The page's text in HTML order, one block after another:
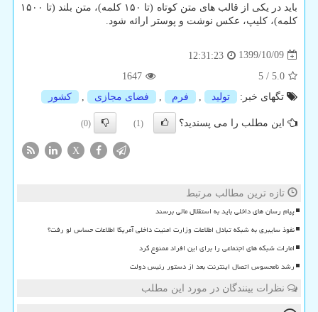
باید در یکی از قالب های متن کوتاه (تا ۱۵۰ کلمه)، متن بلند (تا ۱۵۰۰
کلمه)، کلیپ، عکس نوشت و پوستر ارائه شود.
1399/10/09
12:31:23
5.0
/
5
1647
تگهای خبر:
تولید , فرم , فضای مجازی , كشور
این مطلب را می پسندید؟ (1)
(0)
X
تازه ترین مطالب مرتبط
پیام رسان های داخلی باید به استقلال مالی برسند
نفوذ سایبری به شبکه تبادل اطلاعات وزارت امنیت داخلی آمریکا اطلاعات حساس لو رفت؟
امارات شبکه های اجتماعی را برای این افراد ممنوع کرد
رشد نامحسوس اتصال اینترنت بعد از دستور رئیس دولت
نظرات بینندگان در مورد این مطلب